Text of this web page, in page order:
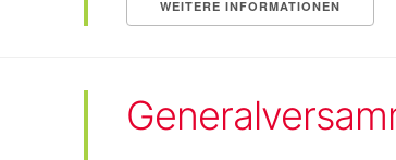
WEITERE INFORMATIONEN